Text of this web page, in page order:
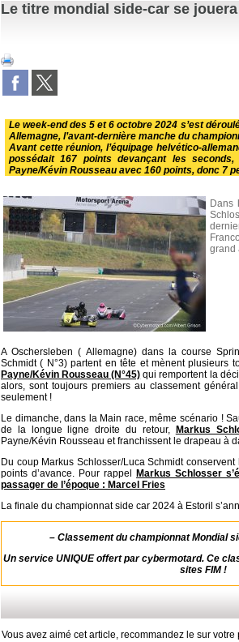
Le titre mondial side-car se
Le week-end des 5 et 6 octobre 2024 s’est
Allemagne, l’avant-dernière manche du
Avant cette réunion, l’équipage helvético-
possédait 167 points devançant les
Payne/Kévin Rousseau avec 160 points, donc 7
Dans
grand
A Oschersleben ( Allemagne) dans la course
Schmidt ( N°3) partent en tête et mènent plusieurs
Payne/Kévin Rousseau (N°45) qui remportent la
alors, sont toujours premiers au classement
seulement !
Le dimanche, dans la Main race, même scénario !
de la longue ligne droite du retour,
Markus
Payne/Kévin Rousseau et franchissent le drapeau à
Du coup Markus Schlosser/Luca Schmidt
points d’avance. Pour rappel
Markus Schlosser
passager de l’époque : Marcel Fries
La finale du championnat side car 2024 à Estoril
– Classement du championnat Mondial
Un service UNIQUE offert par cybermotard. Ce
sites FIM !
Vous avez aimé cet article, recommandez le sur